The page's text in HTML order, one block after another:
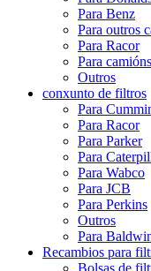
Para Benz
Para outros
Para Racor
Para
Outros
conxunto de filtros
Para
Para Racor
Para Parker
Para
Para Wabco
Para JCB
Para Perkins
Outros
Para
Recambios para
Bolsas de